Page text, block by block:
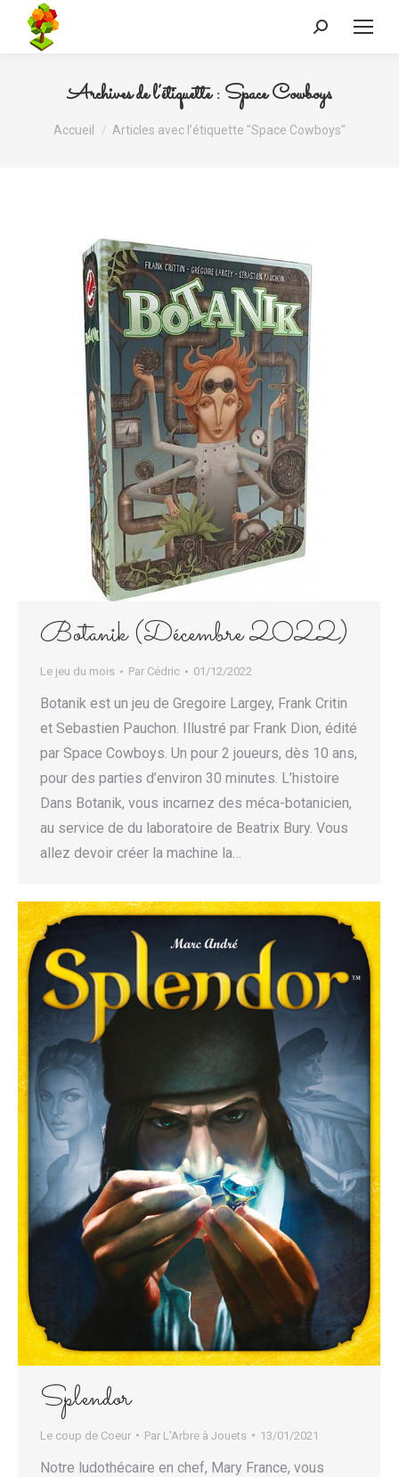
Recherche
Archives de l’étiquette :Space Cowboys
Vous êtes ici :
Accueil Articles avec l’étiquette "Space Cowboys"
Botanik (Décembre 2022)
Le jeu du mois Par Cédric 01/12/2022
Botanik est un jeu de Gregoire Largey, Frank Critin
et Sebastien Pauchon. Illustré par Frank Dion, édité
par Space Cowboys. Un pour 2 joueurs, dès 10 ans,
pour des parties d’environ 30 minutes. L’histoire
Dans Botanik, vous incarnez des méca-botanicien,
au service de du laboratoire de Beatrix Bury. Vous
allez devoir créer la machine la…
Splendor
Le coup de Coeur Par L'Arbre à Jouets 13/01/2021
Notre ludothécaire en chef, Mary France, vous